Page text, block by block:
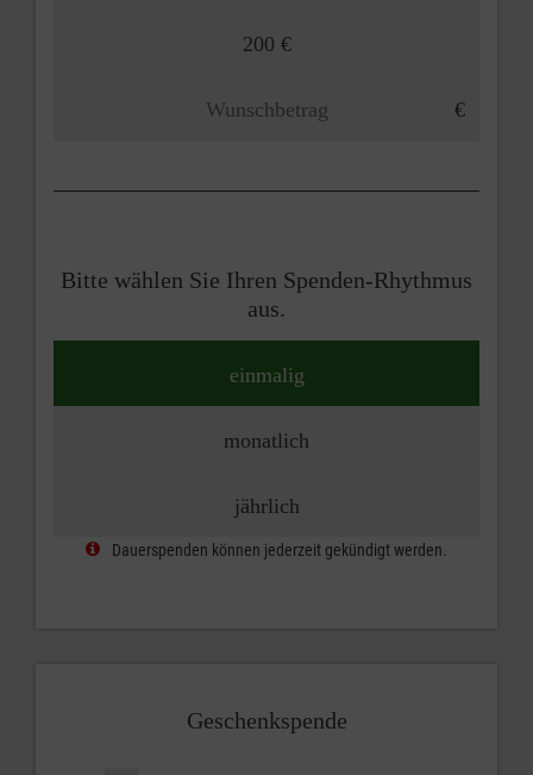
200 €
Bitte wählen Sie Ihren Spenden-Rhythmus
aus.
einmalig
monatlich
jährlich
Dauerspenden können jederzeit gekündigt werden.
Geschenkspende